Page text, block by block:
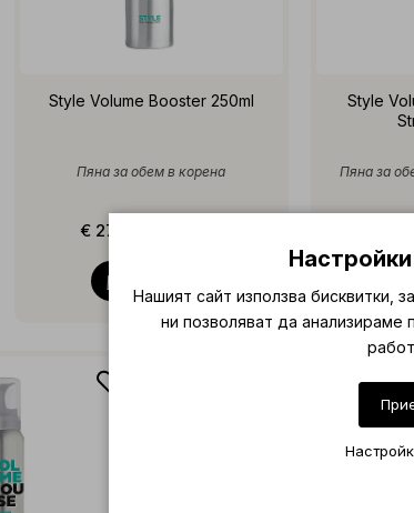
Style Volume Booster 250ml
Пяна за обем в корена
€ 27.05 (52.91 лв.)
Style
Пяна за
Нашият сайт използва бисквитки,
ни позволяват да